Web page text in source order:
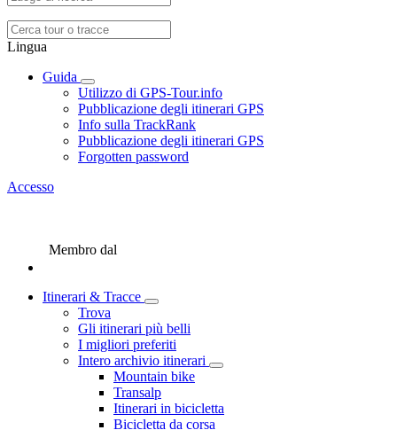
Lingua
Guida
Utilizzo di GPS-Tour.info
Pubblicazione degli itinerari GPS
Info sulla TrackRank
Pubblicazione degli itinerari GPS
Forgotten password
Accesso
Membro dal
Itinerari & Tracce
Trova
Gli itinerari più belli
I migliori preferiti
Intero archivio itinerari
Mountain bike
Transalp
Itinerari in bicicletta
Bicicletta da corsa